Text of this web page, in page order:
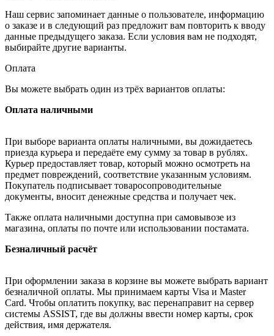
Наш сервис запоминает данные о пользователе, информацию
о заказе и в следующий раз предложит вам повторить к вводу
данные предыдущего заказа. Если условия вам не подходят,
выбирайте другие варианты.
Оплата
Вы можете выбрать один из трёх вариантов оплаты:
Оплата наличными
При выборе варианта оплаты наличными, вы дожидаетесь
приезда курьера и передаёте ему сумму за товар в рублях.
Курьер предоставляет товар, который можно осмотреть на
предмет повреждений, соответствие указанным условиям.
Покупатель подписывает товаросопроводительные
документы, вносит денежные средства и получает чек.
Также оплата наличными доступна при самовывозе из
магазина, оплаты по почте или использовании постамата.
Безналичный расчёт
При оформлении заказа в корзине вы можете выбрать вариант
безналичной оплаты. Мы принимаем карты Visa и Master
Card. Чтобы оплатить покупку, вас перенаправит на сервер
системы ASSIST, где вы должны ввести номер карты, срок
действия, имя держателя.